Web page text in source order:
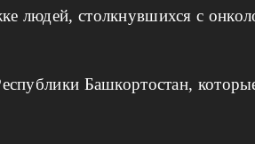
людей, столкнувшихся с
Башкортостан,